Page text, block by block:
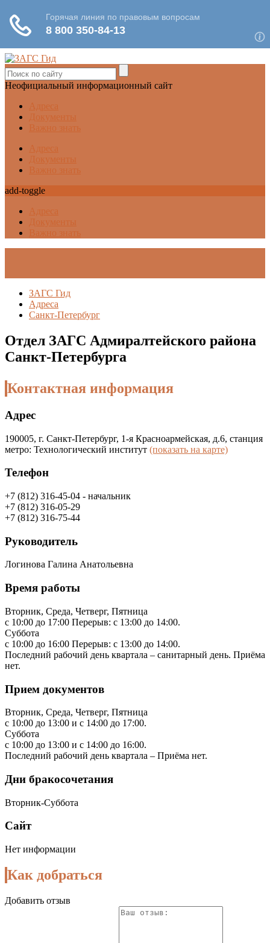
Неофициальный информационный сайт
Адреса
Документы
Важно знать
Адреса
Документы
Важно знать
add-toggle
Адреса
Документы
Важно знать
ЗАГС Гид
Адреса
Санкт-Петербург
Отдел ЗАГС Адмиралтейского района
Санкт-Петербурга
Контактная информация
Адрес
190005, г. Санкт-Петербург, 1-я Красноармейская, д.6, станция
метро: Технологический институт (показать на карте)
Телефон
+7 (812) 316-45-04 - начальник
+7 (812) 316-05-29
+7 (812) 316-75-44
Руководитель
Логинова Галина Анатольевна
Время работы
Вторник, Среда, Четверг, Пятница
с 10:00 до 17:00 Перерыв: с 13:00 до 14:00.
Суббота
с 10:00 до 16:00 Перерыв: с 13:00 до 14:00.
Последний рабочий день квартала – санитарный день. Приёма
нет.
Прием документов
Вторник, Среда, Четверг, Пятница
с 10:00 до 13:00 и с 14:00 до 17:00.
Суббота
с 10:00 до 13:00 и с 14:00 до 16:00.
Последний рабочий день квартала – Приёма нет.
Дни бракосочетания
Вторник-Суббота
Сайт
Нет информации
Как добраться
Добавить отзыв